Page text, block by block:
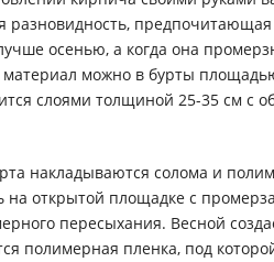
разновидность, предпочитающая
осенью, а когда она
можно в бурты
слоями толщиной 25-35 см с
накладываются солома и
на открытой площадке с
пересыхания. Весной
полимерная пленка, под